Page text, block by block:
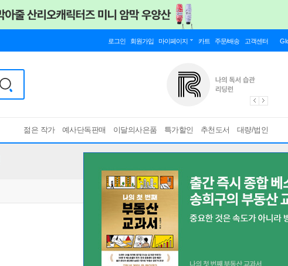
로그인 회원가입 마이페이지 카트 주문/배송 고객센터
젊은 작가 예사단독판매 이달의사은품 특가할인 추천도서 대량/법인